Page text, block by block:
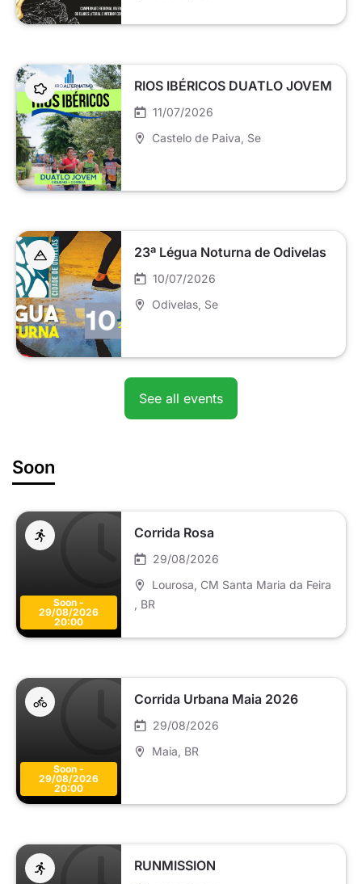
RIOS IBÉRICOS DUATLO JOVEM
11/07/2026
Castelo de Paiva , Se
23ª Légua Noturna de Odivelas
10/07/2026
Odivelas , Se
See all events
Soon
Soon -
29/08/2026
20:00
Corrida Rosa
29/08/2026
Lourosa, CM Santa Maria da Feira
, BR
Soon -
29/08/2026
20:00
Corrida Urbana Maia 2026
29/08/2026
Maia , BR
RUNMISSION